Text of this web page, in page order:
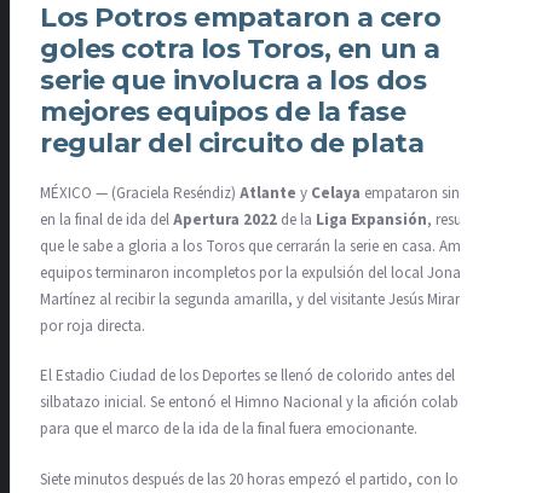
Los Potros empataron a cero
goles cotra los Toros, en un a
serie que involucra a los dos
mejores equipos de la fase
regular del circuito de plata
MÉXICO — (Graciela Reséndiz) Atlante y Celaya empataron sin goles
en la final de ida delApertura 2022 de la Liga Expansión, resultado
que le sabe a gloria a los Toros que cerrarán la serie en casa. Ambos
equipos terminaron incompletos por la expulsión del local Jonathan
Martínez al recibir la segunda amarilla, y del visitante Jesús Miranda
por roja directa.
El Estadio Ciudad de los Deportes se llenó de colorido antes del
silbatazo inicial. Se entonó el Himno Nacional y la afición colaboró
para que el marco de la ida de la final fuera emocionante.
Siete minutos después de las 20 horas empezó el partido, con los